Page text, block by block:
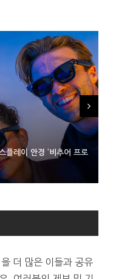
플레이 안경 ‘비추어 프로
로세서 패키징 대기 중
비하는 오픈AI
더 많은 이들과 공유